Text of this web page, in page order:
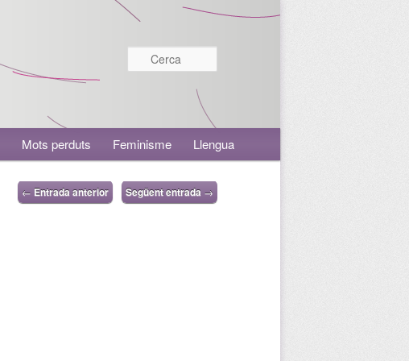
Mots perduts Feminisme Llengua
← Entrada anterior Següent entrada →